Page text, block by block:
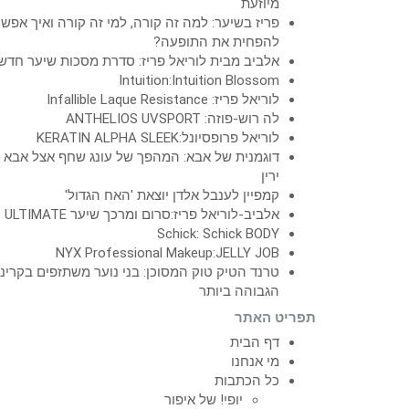
מיוזעת
פריז בשיער: למה זה קורה, למי זה קורה ואיך
להפחית את התופעה?
אלביב מבית לוריאל פריז: סדרת מסכות שיער
Intuition:Intuition Blossom
לוריאל פריז: Infallible Laque Resistance
לה רוש-פוזה: ANTHELIOS UVSPORT
לוריאל פרופסיונל:KERATIN ALPHA SLEEK
דוגמנית של אבא: המהפך של עונג שחף אצל אבא
ירין
קמפיין לענבל אלדן יוצאת 'האח הגדול'
אלביב-לוריאל פריז:סרום ומרכך שיער ULTIMATE
Schick: Schick BODY
NYX Professional Makeup:JELLY JOB
טרנד הטיק טוק המסוכן: בני נוער משתזפים
הגבוהה ביותר
תפריט האתר
דף הבית
מי אנחנו
כל הכתבות
יופי! של איפור